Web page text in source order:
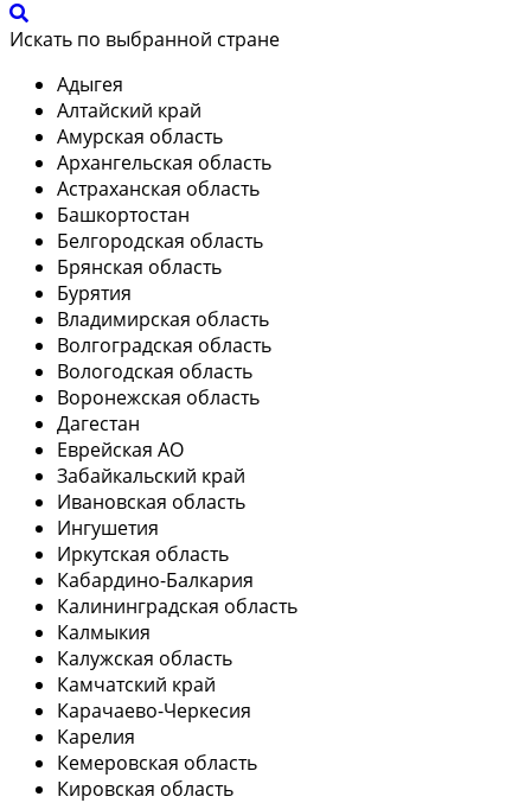
Искать по выбранной стране
Адыгея
Алтайский край
Амурская область
Архангельская область
Астраханская область
Башкортостан
Белгородская область
Брянская область
Бурятия
Владимирская область
Волгоградская область
Вологодская область
Воронежская область
Дагестан
Еврейская АО
Забайкальский край
Ивановская область
Ингушетия
Иркутская область
Кабардино-Балкария
Калининградская область
Калмыкия
Калужская область
Камчатский край
Карачаево-Черкесия
Карелия
Кемеровская область
Кировская область